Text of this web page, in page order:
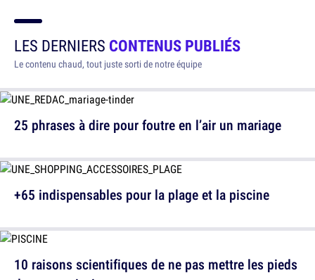
LES DERNIERS CONTENUS PUBLIÉS
Le contenu chaud, tout juste sorti de notre équipe
25 phrases à dire pour foutre en l’air un mariage
10 raisons scientifiques de ne pas mettre les pieds
+65 indispensables pour la plage et la piscine